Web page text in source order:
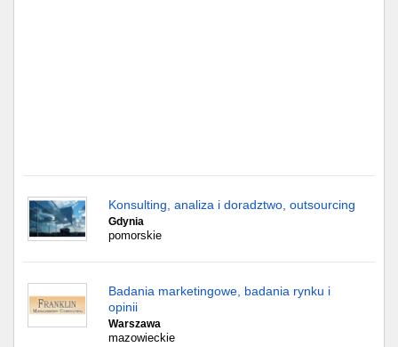
Konsulting, analiza i doradztwo, outsourcing
Gdynia
pomorskie
Badania marketingowe, badania rynku i
opinii
Warszawa
mazowieckie